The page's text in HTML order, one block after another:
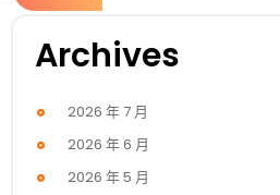
Archives
2026 年 7 月
2026 年 6 月
2026 年 5 月